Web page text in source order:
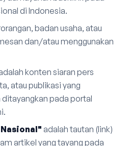
di Indonesia.
badan usaha, atau
dan/atau menggunakan
konten siaran pers
atau publikasi yang
pada portal
adalah tautan (link)
artikel yang tayang pada